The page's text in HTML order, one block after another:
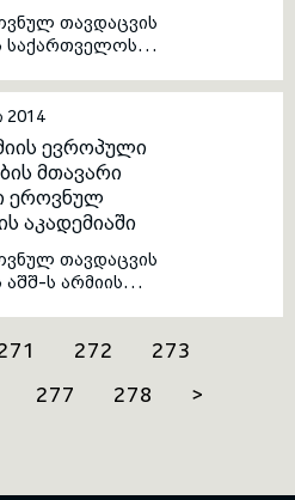
თავდაცვის
საქართველოს
შეხვედრა
ხასიათს ატარებდა.
სტუმრები
ხელმძღვანელობას
კითხვა-
წარიმართა.
ხელმძღვანელობამ
ისტორია,
საერთაშორისო
არსებული
მიღების
და აკადემიის
2014
ევროპული
მთავარი
ეროვნულ
აკადემიაში
თავდაცვის
აშშ-ს არმიის
და საქართველოს
ალუდა
272
273
277 278
>